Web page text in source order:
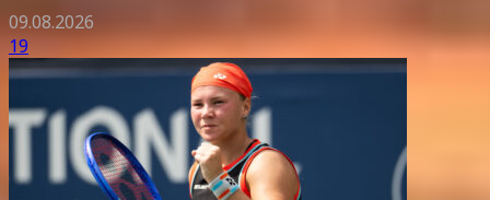
09.08.2026
19